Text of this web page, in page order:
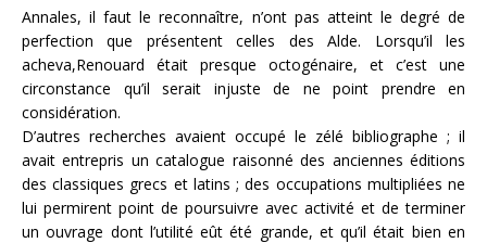
Annales, il faut le reconnaître, n’ont pas atteint le degré de
perfection que présentent celles des Alde. Lorsqu’il les
acheva,Renouard était presque octogénaire, et c’est une
circonstance qu’il serait injuste de ne point prendre en
considération.
D’autres recherches avaient occupé le zélé bibliographe ; il
avait entrepris un catalogue raisonné des anciennes éditions
des classiques grecs et latins ; des occupations multipliées ne
lui permirent point de poursuivre avec activité et de terminer
un ouvrage dont l’utilité eût été grande, et qu’il était bien en